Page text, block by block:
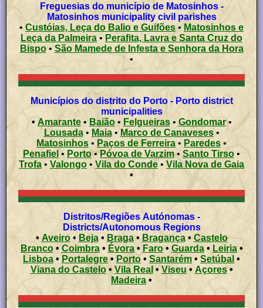
Freguesias do município de Matosinhos -
Matosinhos municipality civil parishes
•
Custóias, Leça do Balio e Guifões • Matosinhos e
Leça da Palmeira• Perafita, Lavra e Santa Cruz do
Bispo•
São Mamede de Infesta e Senhora da Hora
•
Municípios do distrito do Porto - Porto district
municipalities
• Amarante• Baião• Felgueiras• Gondomar•
Lousada• Maia• Marco de Canaveses•
Matosinhos • Paços de Ferreira•Paredes •
Penafiel • Porto• Póvoa de Varzim• Santo Tirso •
Trofa•Valongo • Vila do Conde • Vila Nova de Gaia
•
Distritos/Regiões Autónomas -
Districts/Autonomous Regions
•Aveiro• Beja• Braga•Bragança• Castelo
Branco•Coimbra• Évora• Faro• Guarda• Leiria•
Lisboa • Portalegre • Porto • Santarém• Setúbal •
Viana do Castelo• Vila Real • Viseu • Açores •
Madeira •